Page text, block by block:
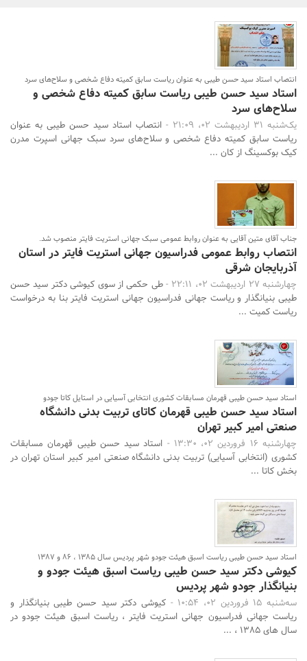
انتصاب استاد سید حسن طیبی به عنوان ریاست سابق کمیته دفاع شخصی و سلاح‌های سرد
استاد سید حسن طیبی ریاست سابق کمیته دفاع شخصی و
سلاح‌های سرد
یک‌شنبه 31 اردیبهشت 02، 21:09 -
انتصاب استاد سید حسن طیبی به عنوان
ریاست سابق کمیته دفاع شخصی و سلاح‌های سرد سبک جهانی اسپرت مدرن
کیک بوکسینگ از کان ...
جناب آقای متین آقایی به عنوان روابط عمومی سبک جهانی استریت فایتر منصوب شد.
انتصاب روابط عمومی فدراسیون جهانی استریت فایتر در استان
آذربایجان شرقی
چهارشنبه 27 اردیبهشت 02، 22:11 -
طی حکمی از سوی کیوشی دکتر سید حسن
طیبی بنیانگذار و ریاست جهانی فدراسیون جهانی استریت فایتر بنا به درخواست
ریاست کمیت ...
استاد سید حسن طیبی قهرمان مسابقات کشوری انتخابی آسیایی در استایل کاتا جودو
استاد سید حسن طیبی قهرمان کاتای تربیت بدنی دانشگاه
صنعتی امیر کبیر تهران
چهارشنبه 16 فروردین 02، 13:30 -
استاد سید حسن طیبی قهرمان مسابقات
کشوری (انتخابی آسیایی) تربیت بدنی دانشگاه صنعتی امیر کبیر استان تهران در
بخش کاتا ...
استاد سید حسن طیبی ریاست اسبق هیئت جودو شهر پردیس سال ۱۳۸۵ ، ۸۶ و ۱۳۸۷
کیوشی دکتر سید حسن طیبی ریاست اسبق هیئت جودو و
بنیانگذار جودو شهر پردیس
سه‌شنبه 15 فروردین 02، 10:54 -
کیوشی دکتر سید حسن طیبی بنیانگذار و
ریاست جهانی فدراسیون جهانی استریت فایتر ، ریاست اسبق هیئت جودو در
سال های ۱۳۸۵ ، ...